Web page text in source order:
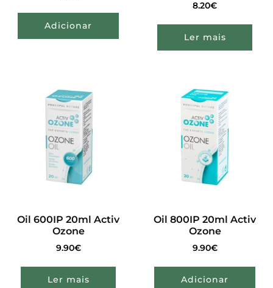
Adicionar
8.20€
Ler mais
Oil 600IP 20ml Activ
Ozone
9.90€
Ler mais
Oil 800IP 20ml Activ
Ozone
9.90€
Adicionar